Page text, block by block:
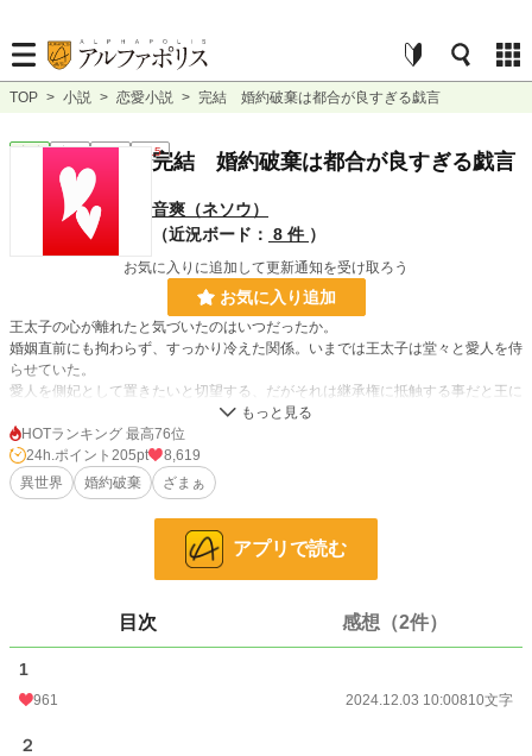
TOP > 小説 > 恋愛小説 > 完結 婚約破棄は都合が良すぎる戯言
完結 短編 R15完結 婚約破棄は都合が良すぎる戯言
音爽（ネソウ）
（近況ボード： 8 件 ）
お気に入りに追加して更新通知を受け取ろう
お気に入り追加
王太子の心が離れたと気づいたのはいつだったか。
婚姻直前にも拘わらず、すっかり冷えた関係。いまでは王太子は堂々と愛人を侍
らせていた。
愛人を側妃として置きたいと切望する、だがそれは継承権に抵触する事だと王に
絶望した彼は「いっそのこと市井に下ってしまおうか」と思い悩む……
小説 6,765 位 / 228,623 件
3,071 位 / 66,321 件
205 pt
文字数 10,015
更新日時
初回公開日時
HOTランキング 最高76位
24h.ポイント 205pt
8,619
異世界
婚約破棄 ざまぁ
アプリで読む
目次 感想（2件）
1
961 2024.12.03 10:00810文字
２